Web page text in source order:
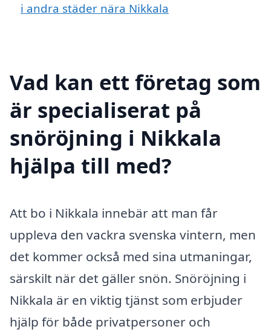
i andra städer nära Nikkala
Vad kan ett företag som
är specialiserat på
snöröjning i Nikkala
hjälpa till med?
Att bo i Nikkala innebär att man får
uppleva den vackra svenska vintern, men
det kommer också med sina utmaningar,
särskilt när det gäller snön. Snöröjning i
Nikkala är en viktig tjänst som erbjuder
hjälp för både privatpersoner och